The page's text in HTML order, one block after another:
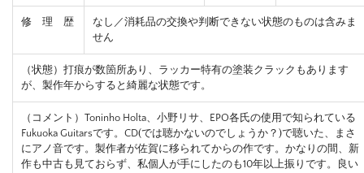
修 理 歴
なし／消耗品の交換や判断できない状態のものは含みま
せん
（状態） 打痕が数箇所あり、 ラッカー特有の塗装クラックもあります
が、 製作年からすると綺麗な状態です。
（コメント） Toninho Holta、小野リサ、EPO各氏の使用で知られている
Fukuoka Guitarsです。CD(では聴かないのでしょうか？)で聴いた、まさ
にアノ音です。製作者が佐賀に移られてからの作です。かなりの間、新
作も中古も見ておらず、私個人が手にしたのも10年以上振りです。良い